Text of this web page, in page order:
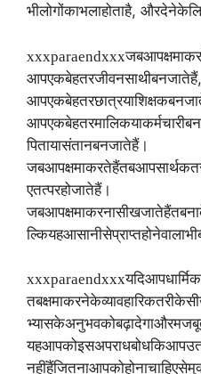
भीलोगोंकाभलाहोताहै, औरदेनेके
xxxparaendxxxजबआपक्षमा
आपएकबेहतरजीवनसाथीबनजातेहैं,
आपएकबेहतरछात्रयाशिक्षकबन
आपएकबेहतरमालिकयाकर्मचारीबन
पितायासंतानबनजातेहैं।
जबआपक्षमाकरतेहैंतबआपसार्थक
एतत्परहोजातेहैं।
जबआपक्षमाकरनासीखजातेहैंतबना
ल्कियहआसानीसेप्राप्तहोनेवालाभी
xxxparaendxxxयदिआपधार्मिक
तबक्षमाकरनेकेव्यावहारिकतरीके
भ्यासकेअनुभवकोबढ़ादेगाऔर
यहआपकोइसअपराधबोधकिआप
नहींहैंजितनाआपकोहोनाचाहिएसे